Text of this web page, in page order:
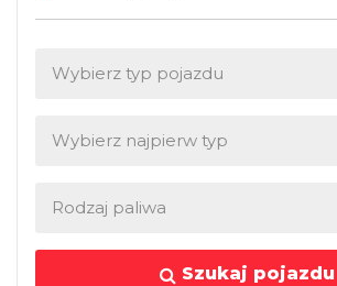
Szukaj pojazdu